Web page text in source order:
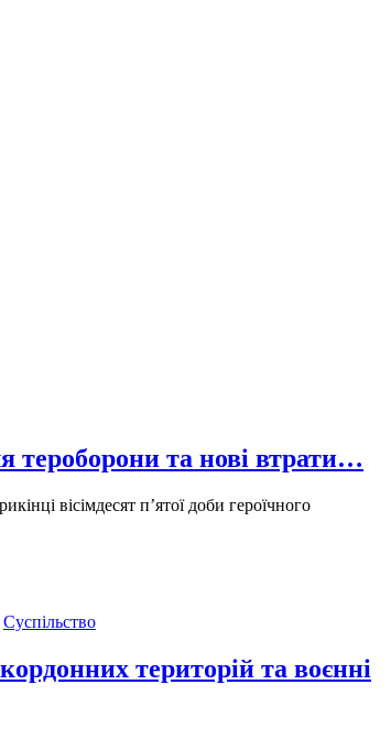
тероборони та нові втрати…
вісімдесят п’ятої доби героїчного
Суспільство
територій та воєнні